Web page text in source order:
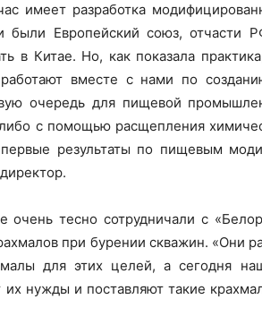
Веснік"
Наша
Контакты
имеет разработка
были Европейский союз, отчасти
в Китае. Но, как показала
вместе с нами по
очередь для пищевой
с помощью расщепления
результаты по пищевым
тесно сотрудничали с
при бурении скважин. «Они
для этих целей, а сегодня
нужды и поставляют такие